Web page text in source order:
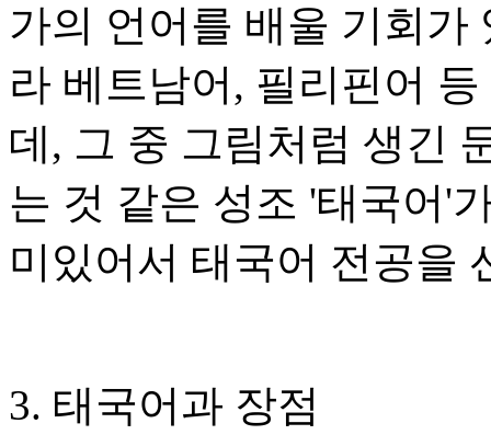
가의 언어를 배울 기회가
라 베트남어, 필리핀어
데, 그 중 그림처럼 생긴
는 것 같은 성조 '태국어'
미있어서 태국어 전공을
3. 태국어과 장점